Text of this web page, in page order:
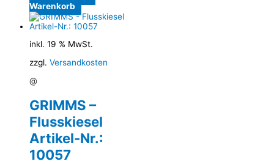
Warenkorb
inkl. 19 % MwSt.
zzgl. Versandkosten
@
GRIMMS –
Flusskiesel
Artikel-Nr.:
10057